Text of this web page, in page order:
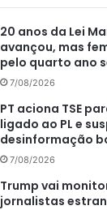
20 anos da Lei
avançou, mas
pelo quarto ano
7/08/2026
PT aciona TSE
ligado ao PL e
desinformação
7/08/2026
Trump vai
jornalistas